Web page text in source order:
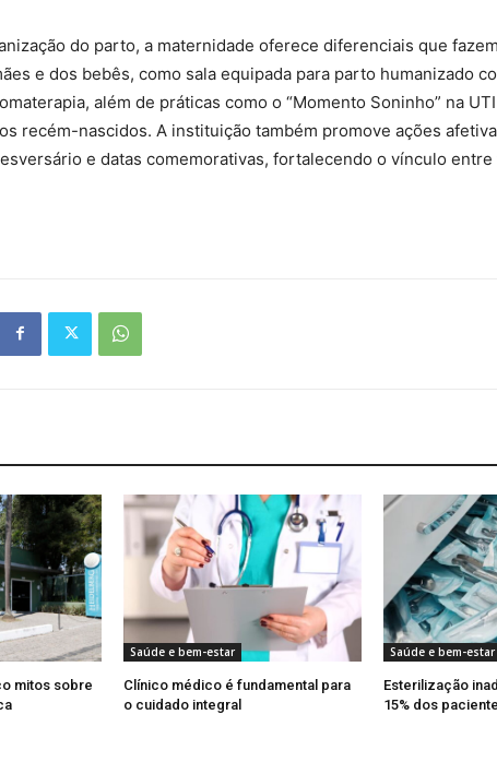
do parto, a maternidade oferece diferenciais que
e dos bebês, como sala equipada para parto humanizado
além de práticas como o “Momento Soninho” na
recém-nascidos. A instituição também promove ações
e datas comemorativas, fortalecendo o vínculo entre
mitos sobre
Saúde e bem-estar
Clínico médico é fundamental para
o cuidado integral
Saúde e bem-estar
Esterilização
15% dos